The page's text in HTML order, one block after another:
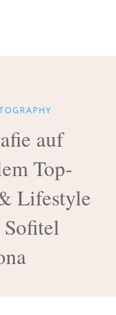
auf
Top-
Lifestyle